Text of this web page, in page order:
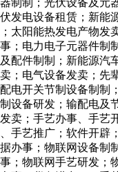
制制；光伏设备及元
发电设备租赁；新能
太阳能热发电产物发
；电力电子元器件制
配件制制；新能源汽
；电气设备发卖；先
电开关节制设备制制
设备研发；输配电及
卖；手艺办事、手艺
手艺推广；软件开辟
办事；物联网设备制
；物联网手艺研发；